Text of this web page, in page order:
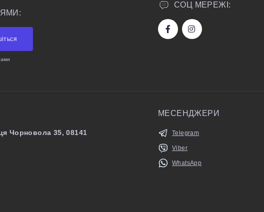
СОЦ МЕРЕЖІ:
Чорновола 35, 08141
МЕСЕНДЖЕРИ
Telegram
Viber
WhatsApp